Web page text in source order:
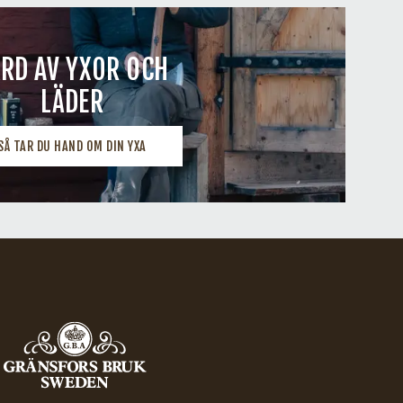
AV YXOR OCH
LÄDER
TAR DU HAND OM DIN YXA